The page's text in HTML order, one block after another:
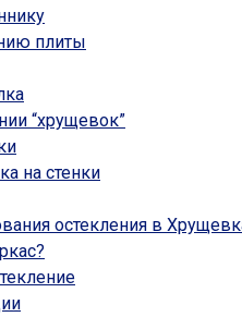
плиты
“хрущевок”
на стенки
остекления в